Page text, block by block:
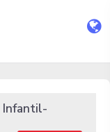
Infantil-